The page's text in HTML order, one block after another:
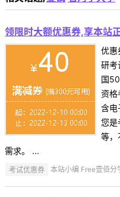
领限时大额优惠券,享本站
优惠
研考
国
资格
含电
您是
等，
需求。 ...
考试优惠券 本站小编 Free壹佰